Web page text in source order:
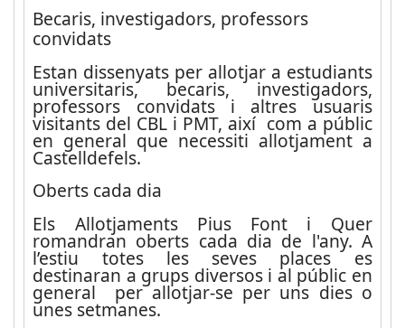
Becaris, investigadors, professors
convidats
Estan dissenyats per allotjar a estudiants
universitaris, becaris, investigadors,
professors convidats i altres usuaris
visitants del CBL i PMT, així com a públic
en general que necessiti allotjament a
Castelldefels.
Oberts cada dia
Els Allotjaments Pius Font i Quer
romandran oberts cada dia de l'any. A
l’estiu totes les seves places es
destinaran a grups diversos i al públic en
general per allotjar-se per uns dies o
unes setmanes.